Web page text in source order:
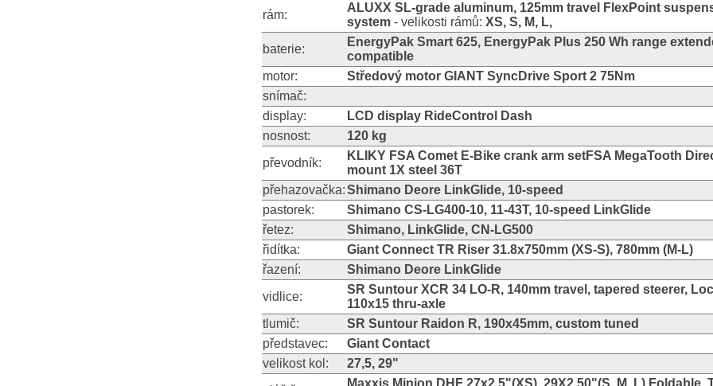
rám:
ALUXX SL-grade aluminum, 125mm travel FlexPoint
system - velikosti rámů: XS, S, M, L,
baterie:
EnergyPak Smart 625, EnergyPak Plus 250 Wh range
compatible
motor:
Středový motor GIANT SyncDrive Sport 2 75Nm
snímač:
display:
LCD display RideControl Dash
nosnost:
120 kg
převodník:
KLIKY FSA Comet E-Bike crank arm setFSA MegaTooth
mount 1X steel 36T
přehazovačka:Shimano Deore LinkGlide, 10-speed
pastorek:
Shimano CS-LG400-10, 11-43T, 10-speed LinkGlide
řetez:
Shimano, LinkGlide, CN-LG500
řidítka:
Giant Connect TR Riser 31.8x750mm (XS-S), 780mm (M-L)
řazení:
Shimano Deore LinkGlide
vidlice:
SR Suntour XCR 34 LO-R, 140mm travel, tapered steerer,
110x15 thru-axle
tlumič:
SR Suntour Raidon R, 190x45mm, custom tuned
představec:
Giant Contact
velikost kol:
27,5, 29"